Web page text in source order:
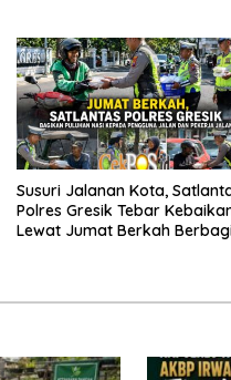
Susuri Jalanan Kota,
Polres Gresik Tebar
Lewat Jumat Berkah